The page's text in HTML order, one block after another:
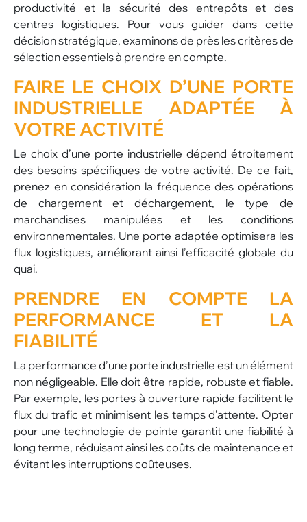
productivité et la sécurité des entrepôts et des
centres logistiques. Pour vous guider dans cette
décision stratégique, examinons de près les critères de
sélection essentiels à prendre en compte.
FAIRE LE CHOIX D’UNE PORTE
INDUSTRIELLE ADAPTÉE À
VOTRE ACTIVITÉ
Le choix d’une porte industrielle dépend étroitement
des besoins spécifiques de votre activité. De ce fait,
prenez en considération la fréquence des opérations
de chargement et déchargement, le type de
marchandises manipulées et les conditions
environnementales. Une porte adaptée optimisera les
flux logistiques, améliorant ainsi l’efficacité globale du
quai.
PRENDRE EN COMPTE LA
PERFORMANCE ET LA
FIABILITÉ
La performance d’une porte industrielle est un élément
non négligeable. Elle doit être rapide, robuste et fiable.
Par exemple, les portes à ouverture rapide facilitent le
flux du trafic et minimisent les temps d’attente. Opter
pour une technologie de pointe garantit une fiabilité à
long terme, réduisant ainsi les coûts de maintenance et
évitant les interruptions coûteuses.